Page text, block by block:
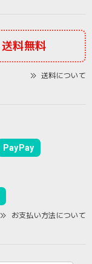
送料無料
送料について
PayPay
お支払い方法について